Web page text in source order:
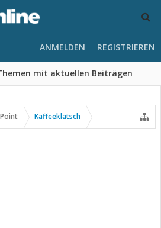
mit aktuellen Beiträgen
ANMELDEN REGISTRIEREN
Kaffeeklatsch